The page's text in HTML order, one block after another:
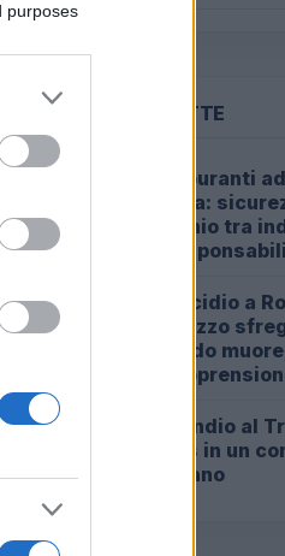
purposes
PIÙ LETTE
Carburanti
Roma:
rischio tra
Omicidio a
ragazzo
l’acido
in
Incendio al
caos in un
romano